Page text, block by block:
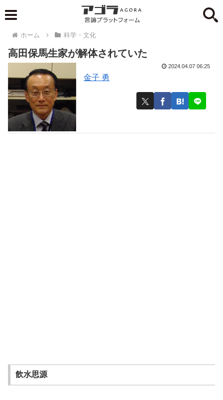
ホーム 科学・文化
高田保馬生家が解体されていた
金子 勇
2024.04.07 06:25
飲水思源